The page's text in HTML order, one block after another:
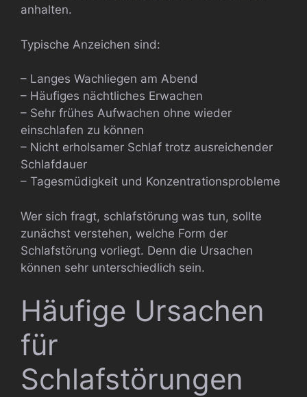
anhalten.
Typische Anzeichen sind:
– Langes Wachliegen am Abend
– Häufiges nächtliches Erwachen
– Sehr frühes Aufwachen ohne wieder
einschlafen zu können
– Nicht erholsamer Schlaf trotz ausreichender
Schlafdauer
– Tagesmüdigkeit und Konzentrationsprobleme
Wer sich fragt, schlafstörung was tun, sollte
zunächst verstehen, welche Form der
Schlafstörung vorliegt. Denn die Ursachen
können sehr unterschiedlich sein.
Häufige Ursachen
für
Schlafstörungen